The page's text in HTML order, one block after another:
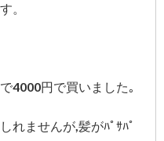
。
4000円で買いました｡
れませんが,髪がﾊﾟｻﾊﾟ